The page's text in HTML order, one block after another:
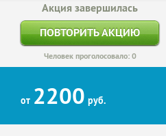
Акция завершилась
ПОВТОРИТЬ АКЦИЮ
Человек проголосовало: 0
от 2200 руб.